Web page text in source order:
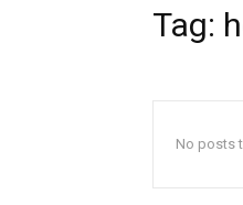
Tag:
No posts